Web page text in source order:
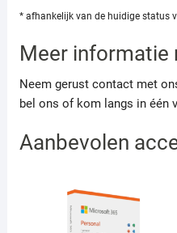
* afhankelijk van de huidige status
Meer informatie
Neem gerust contact met
bel ons of kom langs in één
Aanbevolen